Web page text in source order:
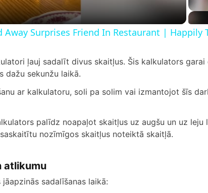
a
V
d
e
Surprises Friend In Restaurant | Happily
ļauj sadalīt divus skaitļus. Šis kalkulators garai
dažu sekunžu laikā.
ar kalkulatoru, soli pa solim vai izmantojot šīs
palīdz noapaļot skaitļus uz augšu un uz
nozīmīgos skaitļus noteiktā skaitļā.
atlikumu
sadalīšanas laikā: